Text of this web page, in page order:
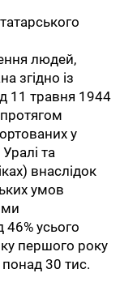
людей,
згідно із
11 травня 1944
протягом
у
та
внаслідок
умов
46% усього
першого року
30 тис.